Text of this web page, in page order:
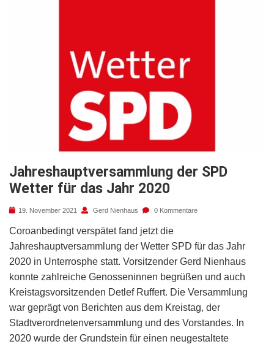
Jahreshauptversammlung der SPD
Wetter für das Jahr 2020
19. November 2021 Gerd Nienhaus 0 Kommentare
Coroanbedingt verspätet fand jetzt die
Jahreshauptversammlung der Wetter SPD für das Jahr
2020 in Unterrosphe statt. Vorsitzender Gerd Nienhaus
konnte zahlreiche Genosseninnen begrüßen und auch
Kreistagsvorsitzenden Detlef Ruffert. Die Versammlung
war geprägt von Berichten aus dem Kreistag, der
Stadtverordnetenversammlung und des Vorstandes. In
2020 wurde der Grundstein für einen neugestaltete